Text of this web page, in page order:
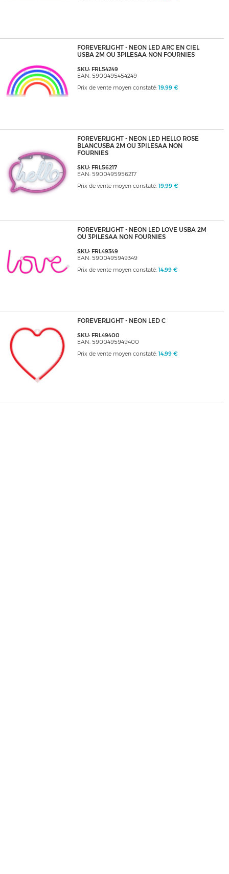
FOREVERLIGHT - NEON LED ARC EN CIEL
USBA 2M OU 3PILESAA NON FOURNIES
SKU: FRL54249
EAN: 5900495454249
Prix de vente moyen constaté: 19,99 €
FOREVERLIGHT - NEON LED HELLO ROSE
BLANCUSBA 2M OU 3PILESAA NON
FOURNIES
SKU: FRL56217
EAN: 5900495956217
Prix de vente moyen constaté: 19,99 €
FOREVERLIGHT - NEON LED LOVE USBA 2M
OU 3PILESAA NON FOURNIES
SKU: FRL49349
EAN: 5900495949349
Prix de vente moyen constaté: 14,99 €
FOREVERLIGHT - NEON LED C
SKU: FRL49400
EAN: 5900495949400
Prix de vente moyen constaté: 14,99 €